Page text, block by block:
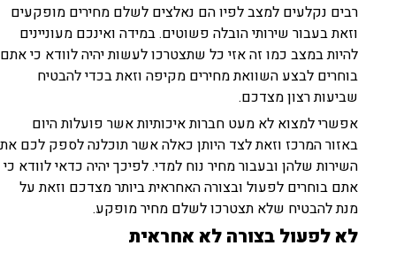
רבים נקלעים למצב לפיו הם נאלצים לשלם מחירים מופקעים
וזאת בעבור שירותי הובלה פשוטים. במידה ואינכם מעוניינים
להיות במצב כמו זה אזי כל שתצטרכו לעשות יהיה לוודא כי אתם
בוחרים לבצע השוואת מחירים מקיפה וזאת בכדי להבטיח
שביעות רצון מצדכם.
אפשרי למצוא לא מעט חברות איכותיות אשר פועלות היום
באזור המרכז וזאת לצד היותן כאלה אשר תוכלנה לספק לכם את
השירות שלהן ובעבור מחיר נוח למדי. לפיכך יהיה כדאי לוודא כי
אתם בוחרים לפעול ובצורה האחראית ביותר מצדכם וזאת על
מנת להבטיח שלא תצטרכו לשלם מחיר מופקע.
לא לפעול בצורה לא אחראית